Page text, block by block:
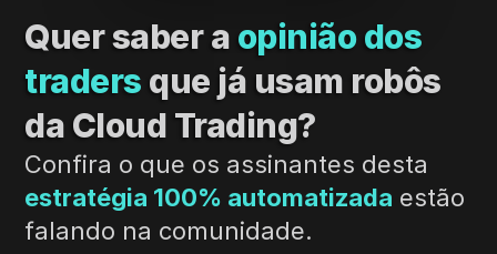
Quer saber a opinião dos
traders que já usam robôs
da Cloud Trading?
estratégia 100% automatizada estão
falando na comunidade.